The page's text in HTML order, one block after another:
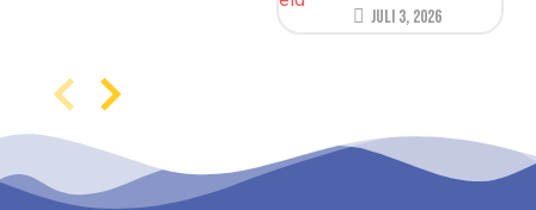
Juli 3, 2026